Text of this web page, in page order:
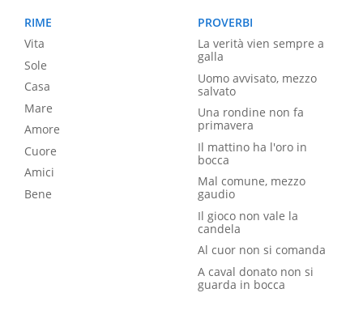
RIME
Vita
Sole
Casa
Mare
Amore
Cuore
Amici
Bene
PROVERBI
La verità vien sempre a
galla
Uomo avvisato, mezzo
salvato
Una rondine non fa
primavera
Il mattino ha l'oro in
bocca
Mal comune, mezzo
gaudio
Il gioco non vale la
candela
Al cuor non si comanda
A caval donato non si
guarda in bocca